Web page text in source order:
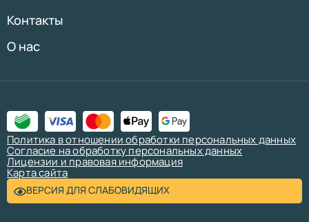
Контакты
О нас
ВЕРСИЯ ДЛЯ СЛАБОВИДЯЩИХ
Политика в отношении обработки персональных данных
Согласие на обработку персональных данных
Лицензии и правовая информация
Карта сайта